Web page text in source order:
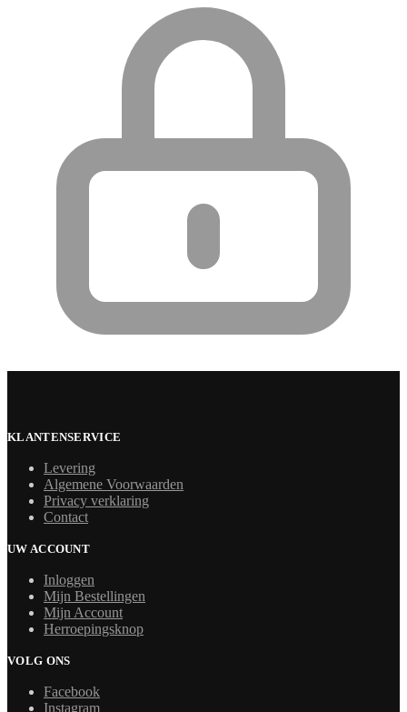
KLANTENSERVICE
Levering
Algemene Voorwaarden
Privacy verklaring
Contact
UW ACCOUNT
Inloggen
Mijn Bestellingen
Mijn Account
Herroepingsknop
VOLG ONS
Facebook
Instagram